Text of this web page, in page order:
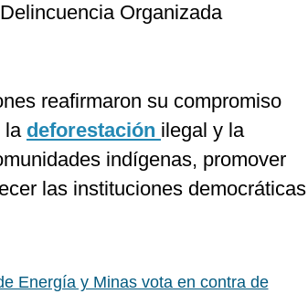
Organizada
reafirmaron su compromiso
la deforestación ilegal y la
indígenas, promover
las instituciones democráticas
Energía y Minas vota en contra de